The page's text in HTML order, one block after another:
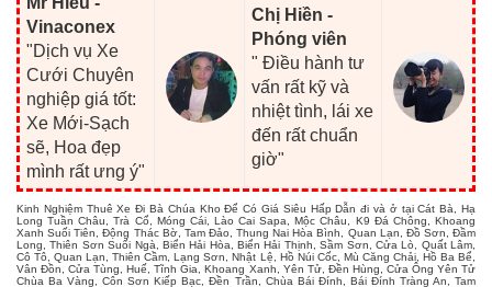
Vinaconex
"Dịch vụ Xe
Cưới Chuyên
nghiệp giá tốt:
Xe Mới-Sạch
sẽ, Hoa đẹp
mình rất ưng ý"
Chị Hiền -
Phóng viên
" Điều hành tư
vấn rất kỹ và
nhiệt tình, lái xe
đến rất chuẩn
giờ"
Kinh Nghiệm Thuê Xe Đi Bà Chúa Kho Để Có Giá Siêu Hấp Dẫn đi và ở tại Cát Bà, Hạ
Long Tuần Châu, Trà Cổ, Móng Cái, Lào Cai Sapa, Mộc Châu, K9 Đá Chông, Khoang
Xanh Suối Tiên, Động Thác Bờ, Tam Đảo, Thung Nai Hòa Bình, Quan Lạn, Đồ Sơn, Đầm
Long, Thiên Sơn Suối Ngà, Biển Hải Hòa, Biển Hải Thịnh, Sầm Sơn, Cửa Lò, Quất Lâm,
Cô Tô, Quan Lạn, Thiên Cầm, Lạng Sơn, Nhật Lệ, Hồ Núi Cốc, Mù Căng Chải, Hồ Ba Bể,
Vân Đồn, Cửa Tùng, Huế, Tĩnh Gia, Khoang Xanh, Yên Tử, Đền Hùng, Cửa Ông Yên Tử
Chùa Ba Vàng, Côn Sơn Kiếp Bạc, Đền Trần, Chùa Bái Đính, Bái Đính Tràng An, Tam